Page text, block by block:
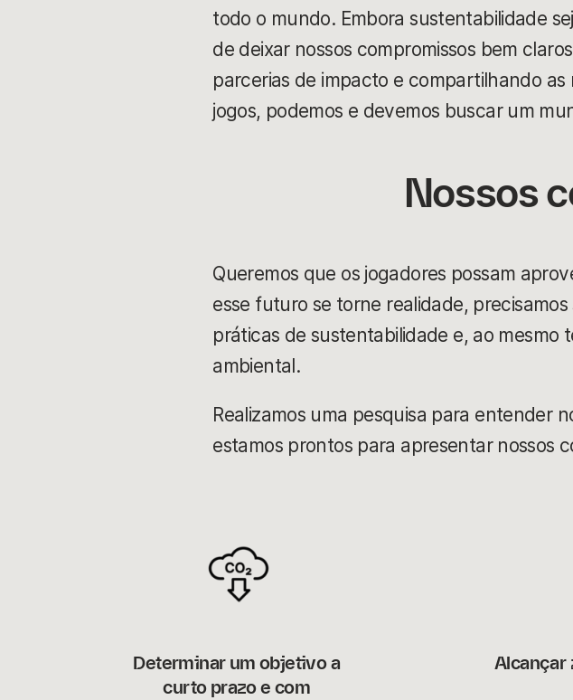
todo o mundo. Embora sustentabilidade
de deixar nossos compromissos bem
parcerias de impacto e compartilhando
jogos, podemos e devemos buscar um
Nossos
Queremos que os jogadores possam
esse futuro se torne realidade,
práticas de sustentabilidade e, ao
ambiental.
Realizamos uma pesquisa para entender
estamos prontos para apresentar nossos
Determinar um objetivo a
curto prazo e com
Alcançar